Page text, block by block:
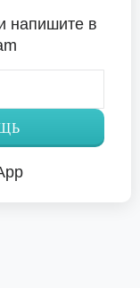
напишите в